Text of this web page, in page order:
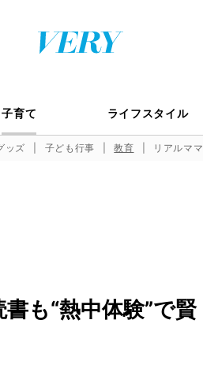
子育て ライフスタイル
ッズ 子ども行事 教育 リアルママ
も“熱中体験”で賢